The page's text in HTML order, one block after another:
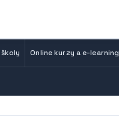
Online kurzy a e-learning